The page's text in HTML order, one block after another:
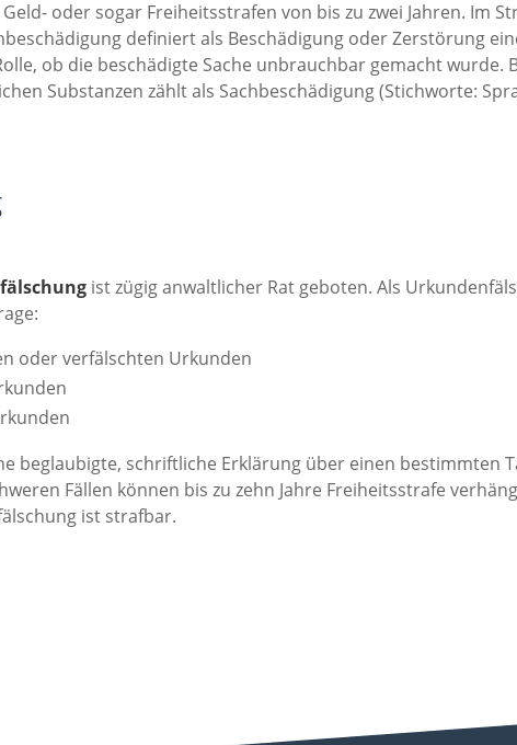
oder sogar Freiheitsstrafen von bis zu zwei Jahren. Im
definiert als Beschädigung oder Zerstörung
ob die beschädigte Sache unbrauchbar gemacht wurde.
Substanzen zählt als Sachbeschädigung (Stichworte:
ist zügig anwaltlicher Rat geboten. Als
oder verfälschten Urkunden
beglaubigte, schriftliche Erklärung über einen bestimmten
Fällen können bis zu zehn Jahre Freiheitsstrafe
ist strafbar.